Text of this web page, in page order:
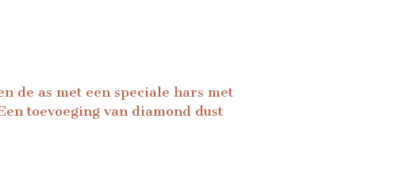
de as met een speciale hars met
toevoeging van diamond dust